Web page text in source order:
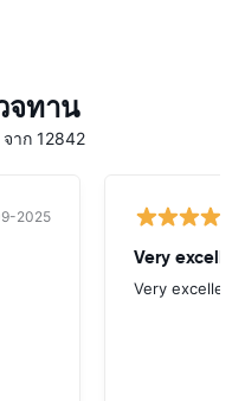
จทาน
าก 12842
2025
Very
Very